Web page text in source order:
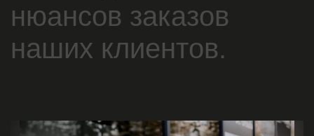
нюансов заказов
наших клиентов.